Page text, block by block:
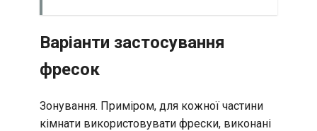
Варіанти застосування
фресок
Зонування. Приміром, для кожної частини
кімнати використовувати фрески, виконані